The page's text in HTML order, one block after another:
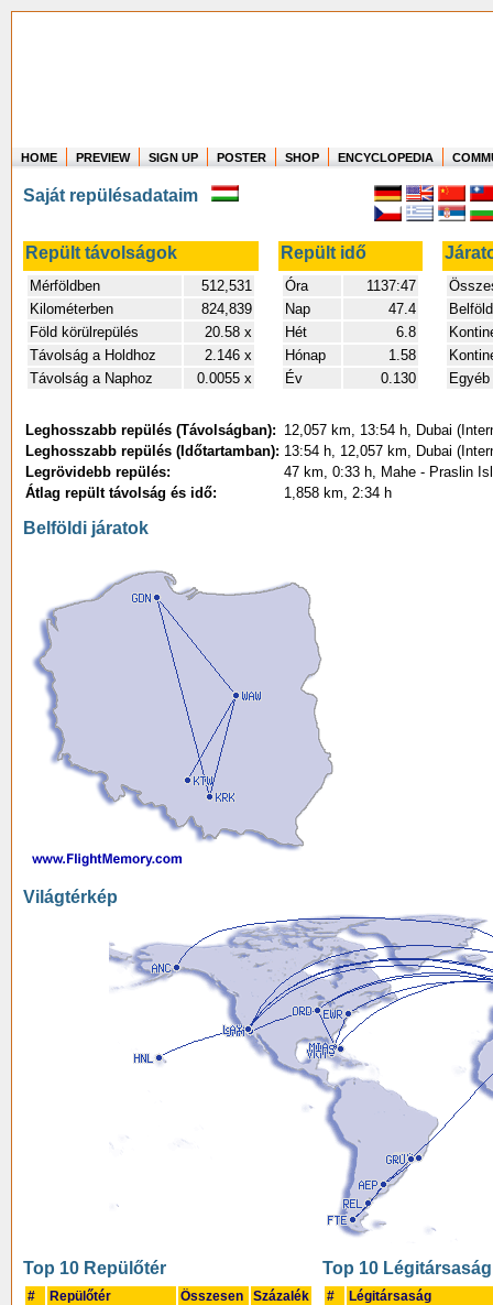
Where in the world have you flown?
How long have you been in the air?
Create your own FlightMemory and see!
HOME PREVIEW SIGN UP POSTER SHOP ENCYCLOPEDIA
Saját repülésadataim
Repült távolságok Repült idő
Mérföldben
512,531
Kilométerben
824,839
Föld körülrepülés
20.58 x
Távolság a Holdhoz
2.146 x
Távolság a Naphoz
0.0055 x
Óra
1137:47
Nap
47.4
Hét
6.8
Hónap
1.58
Év
0.130
Leghosszabb repülés (Távolságban): 12,057 km, 13:54 h, Dubai
Leghosszabb repülés (Időtartamban): 13:54 h, 12,057 km, Dubai
Legrövidebb repülés:
47 km, 0:33 h, Mahe - Praslin
Átlag repült távolság és idő:
1,858 km, 2:34 h
Belföldi járatok
Világtérkép
Top 10 Repülőtér
# Repülőtér Összesen Százalék
Top 10 Légitársaság
# Légitársaság